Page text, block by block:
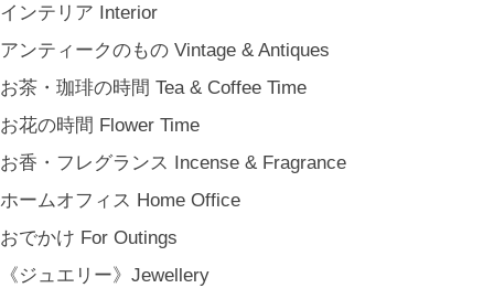
インテリア Interior
アンティークのもの Vintage & Antiques
お茶・珈琲の時間 Tea & Coffee Time
お花の時間 Flower Time
お香・フレグランス Incense & Fragrance
ホームオフィス Home Office
おでかけ For Outings
《ジュエリー》Jewellery